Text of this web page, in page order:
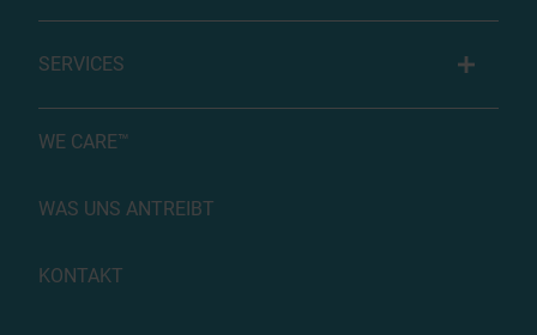
SERVICES
WE CARE™
WAS UNS ANTREIBT
KONTAKT